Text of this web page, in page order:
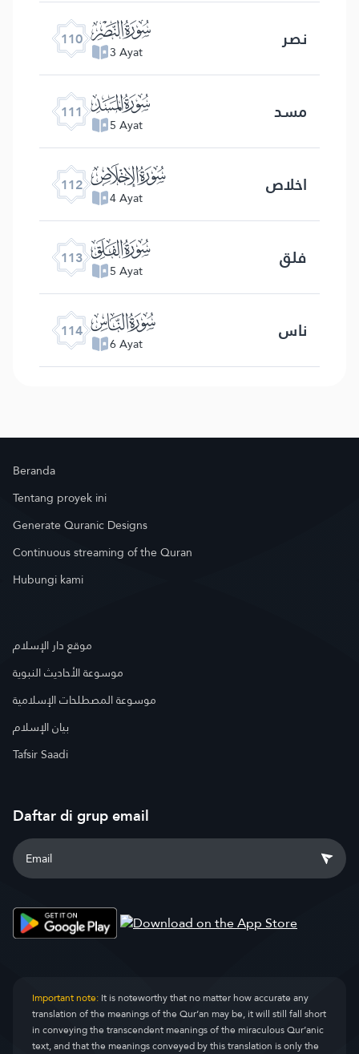
110 ﰛ
3 Ayat نصر
111 ﰜ
5 Ayat مسد
112 ﰝ
4 Ayat اخلاص
113 ﰞ
5 Ayat فلق
114 ﰟ
6 Ayat ناس
Beranda
Tentang proyek ini
Generate Quranic Designs
Continuous streaming of the Quran
Hubungi kami
موقع دار الإسلام
موسوعة الأحاديث النبوية
موسوعة المصطلحات الإسلامية
بيان الإسلام
Tafsir Saadi
Daftar di grup email
Important note:It is noteworthy that no matter how accurate any
translation of the meanings of the Qur’an may be, it will still fall short
in conveying the transcendent meanings of the miraculous Qur’anic
text, and that the meanings conveyed by this translation is only the